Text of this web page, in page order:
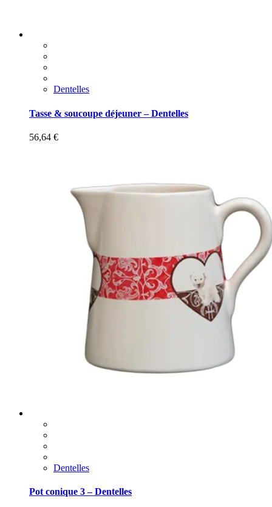
Dentelles
Tasse & soucoupe déjeuner – Dentelles
56,64 €
Dentelles
Pot conique 3 – Dentelles